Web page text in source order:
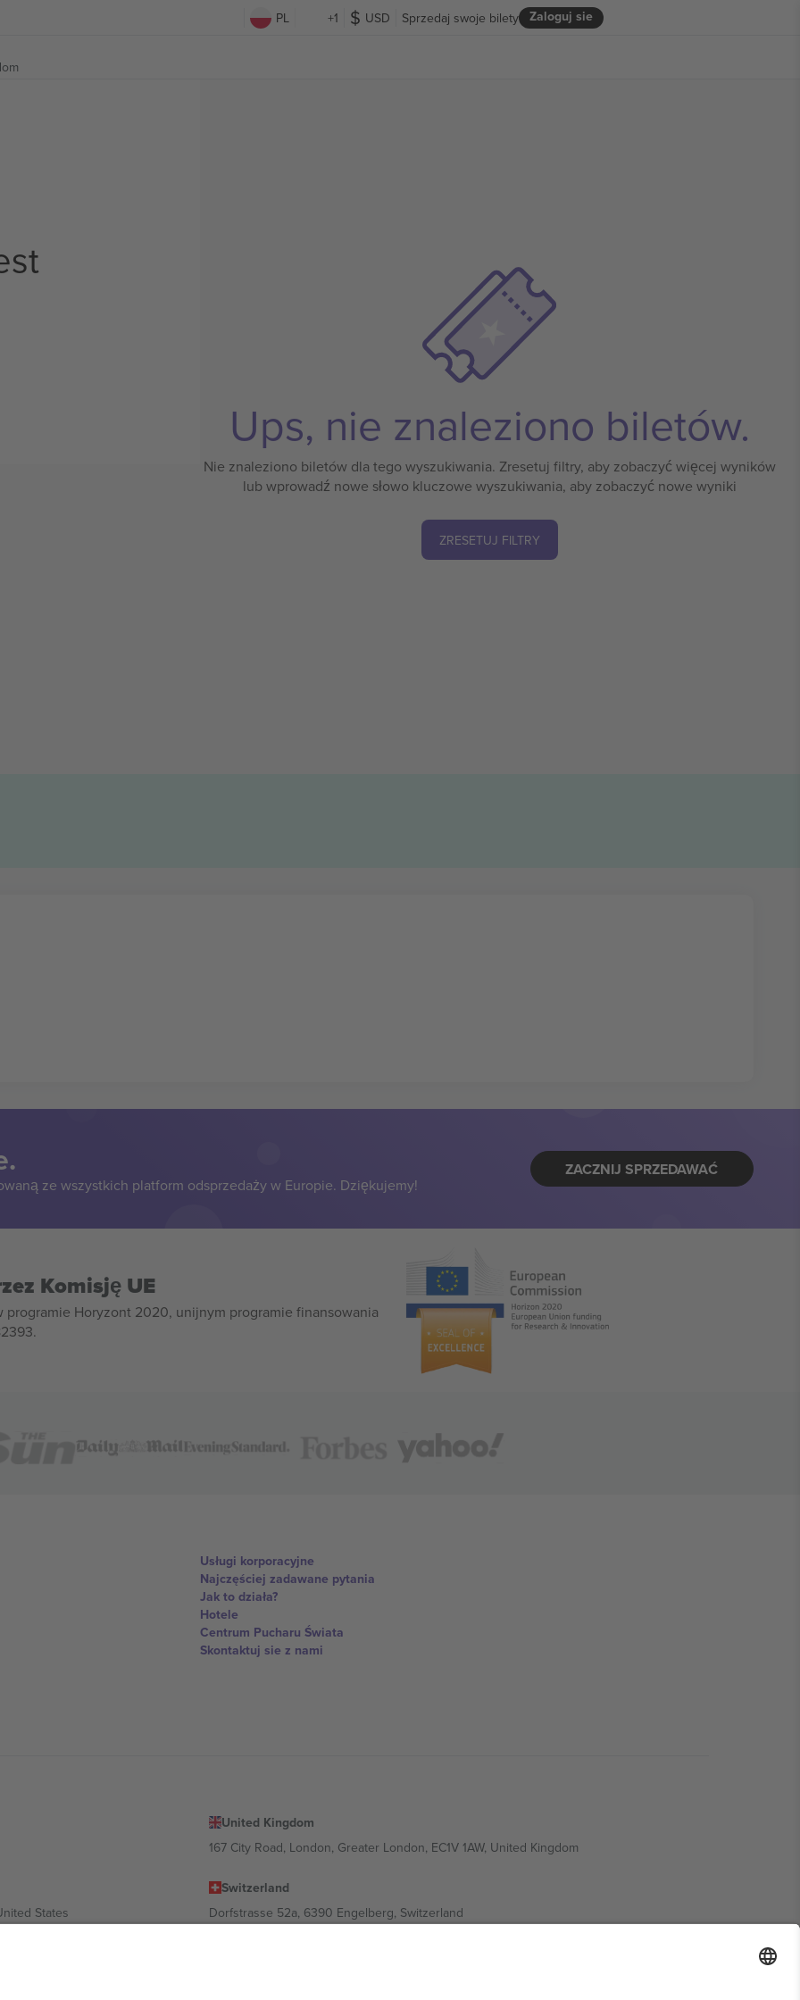
PL +1 USD Zaloguj sie
Sprzedaj swoje bilety
Ups, nie znaleziono biletów.
Nie znaleziono biletów dla tego wyszukiwania. Zresetuj filtry, aby zobaczyć więcej wyników
lub wprowadź nowe słowo kluczowe wyszukiwania, aby zobaczyć nowe wyniki
ZRESETUJ FILTRY
ze wszystkich platform odsprzedaży w Europie. Dziękujemy!
ZACZNIJ SPRZEDAWAĆ
Komisję UE
programie Horyzont 2020, unijnym programie finansowania
Usługi korporacyjne
Najczęściej zadawane pytania
Jak to działa?
Hotele
Centrum Pucharu Świata
Skontaktuj sie z nami
United Kingdom
167 City Road, London, Greater London, EC1V 1AW, United Kingdom
States
Switzerland
Dorfstrasse 52a, 6390 Engelberg, Switzerland